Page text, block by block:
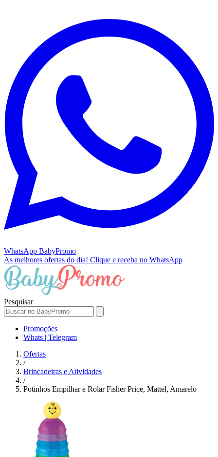
WhatsApp BabyPromo
As melhores ofertas do dia! Clique e receba no WhatsApp
Pesquisar
Promoções
Whats | Telegram
Ofertas
/
Brincadeiras e Atividades
/
Potinhos Empilhar e Rolar Fisher Price, Mattel, Amarelo